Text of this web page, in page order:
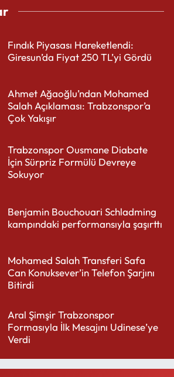
Fındık Piyasası Hareketlendi:
Giresun’da Fiyat 250 TL’yi Gördü
Ahmet Ağaoğlu’ndan Mohamed
Salah Açıklaması: Trabzonspor’a
Çok Yakışır
Trabzonspor Ousmane Diabate
İçin Sürpriz Formülü Devreye
Sokuyor
Benjamin Bouchouari Schladming
kampındaki performansıyla şaşırttı
Mohamed Salah Transferi Safa
Can Konuksever’in Telefon Şarjını
Bitirdi
Aral Şimşir Trabzonspor
Formasıyla İlk Mesajını Udinese’ye
Verdi